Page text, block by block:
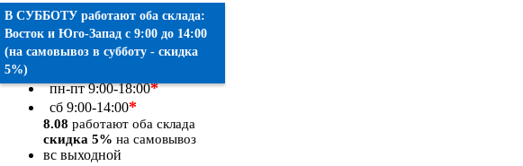
Товаров:0 шт.
Оформить заказ
пн-пт9:00-18:00*
сб 9:00-14:00*
8.08 работают оба склада
скидка 5% на самовывоз
вс выходной
В СУББОТУ работают оба склада:
Восток и Юго-Запад c 9:00 до 14:00
(на самовывоз в субботу - скидка
5%)